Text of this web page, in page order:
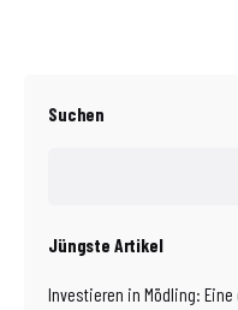
Suchen
Jüngste Artikel
Investieren in Mödling: